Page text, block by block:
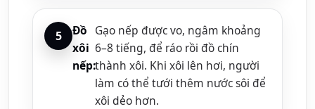
Đồ
xôi
nếp:
Gạo nếp được vo, ngâm khoảng
6–8 tiếng, để ráo rồi đồ chín
thành xôi. Khi xôi lên hơi, người
làm có thể tưới thêm nước sôi để
xôi dẻo hơn.